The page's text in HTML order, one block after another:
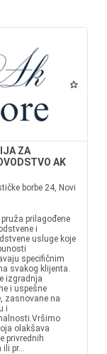
ZA
AK
borbe 24, Novi
pruža prilagođene
i
usluge koje
specifičnim
svakog klijenta.
izgradnja
i uspešne
zasnovane na
i
olakšava
privrednih
pr...